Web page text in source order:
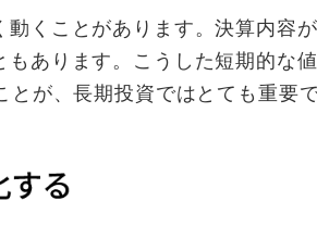
くことがあります。決算内容
あります。こうした短期的な
が、長期投資ではとても重要